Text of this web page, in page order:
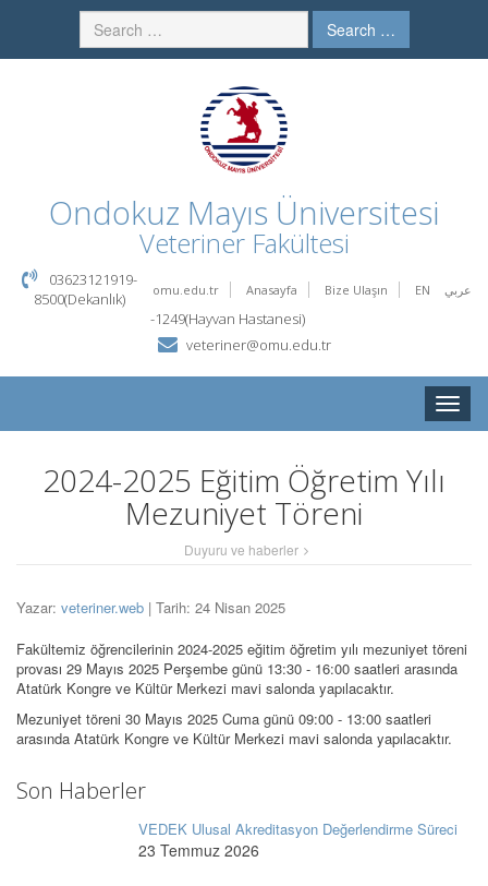
Search …
Ondokuz Mayıs Üniversitesi
Veteriner Fakültesi
omu.edu.tr Anasayfa Bize Ulaşın EN عربي
03623121919-
8500(Dekanlık)
-1249(Hayvan Hastanesi)
veteriner@omu.edu.tr
Toggle
2024-2025 Eğitim Öğretim Yılı
Mezuniyet Töreni
Duyuru ve haberler
Yazar: veteriner.web | Tarih: 24 Nisan 2025
Fakültemiz öğrencilerinin 2024-2025 eğitim öğretim yılı mezuniyet töreni
provası 29 Mayıs 2025 Perşembe günü 13:30 - 16:00 saatleri arasında
Atatürk Kongre ve Kültür Merkezi mavi salonda yapılacaktır.
Mezuniyet töreni 30 Mayıs 2025 Cuma günü 09:00 - 13:00 saatleri
arasında Atatürk Kongre ve Kültür Merkezi mavi salonda yapılacaktır.
Son Haberler
VEDEK Ulusal Akreditasyon Değerlendirme Süreci
23 Temmuz 2026